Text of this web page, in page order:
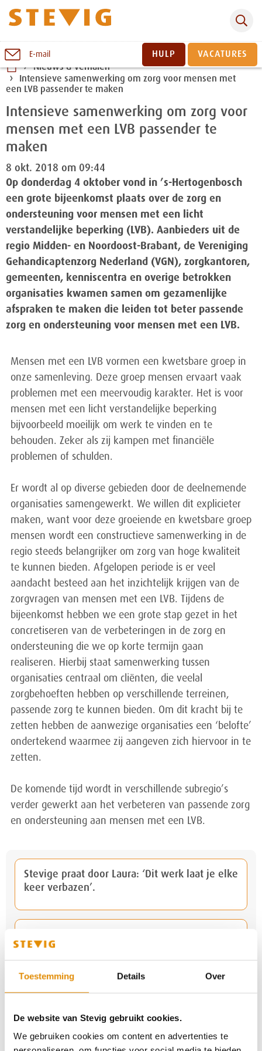
Toestemming Details Over
De website van Stevig gebruikt cookies.
We gebruiken cookies om content en advertenties te
Naar
inhoud
E-mail HULP
VACATURES
Nieuws & verhalen
Intensieve samenwerking om zorg voor mensen met
een LVB passender te maken
Stevige praat door Laura: ‘Dit werk laat je elke
keer verbazen’.
en daar de kans voor krijgen
Stevige praat: Maandagochtend, gz-
een gespannen sfeer was op de afdeling
Intensieve samenwerking om zorg voor
mensen met een LVB passender te
maken
8 okt. 2018 om 09:44
Op donderdag 4 oktober vond in ’s-Hertogenbosch
een grote bijeenkomst plaats over de zorg en
ondersteuning voor mensen met een licht
verstandelijke beperking (LVB). Aanbieders uit de
regio Midden- en Noordoost-Brabant, de Vereniging
Gehandicaptenzorg Nederland (VGN), zorgkantoren,
gemeenten, kenniscentra en overige betrokken
organisaties kwamen samen om gezamenlijke
afspraken te maken die leiden tot beter passende
zorg en ondersteuning voor mensen met een LVB.
Mensen met een LVB vormen een kwetsbare groep in
onze samenleving. Deze groep mensen ervaart vaak
problemen met een meervoudig karakter. Het is voor
mensen met een licht verstandelijke beperking
bijvoorbeeld moeilijk om werk te vinden en te
behouden. Zeker als zij kampen met financiële
problemen of schulden.
Er wordt al op diverse gebieden door de deelnemende
organisaties samengewerkt. We willen dit explicieter
maken, want voor deze groeiende en kwetsbare groep
mensen wordt een constructieve samenwerking in de
regio steeds belangrijker om zorg van hoge kwaliteit
te kunnen bieden. Afgelopen periode is er veel
aandacht besteed aan het inzichtelijk krijgen van de
zorgvragen van mensen met een LVB. Tijdens de
bijeenkomst hebben we een grote stap gezet in het
concretiseren van de verbeteringen in de zorg en
ondersteuning die we op korte termijn gaan
realiseren. Hierbij staat samenwerking tussen
organisaties centraal om cliënten, die veelal
zorgbehoeften hebben op verschillende terreinen,
passende zorg te kunnen bieden. Om dit kracht bij te
zetten hebben de aanwezige organisaties een ‘belofte’
ondertekend waarmee zij aangeven zich hiervoor in te
zetten.
De komende tijd wordt in verschillende subregio’s
verder gewerkt aan het verbeteren van passende zorg
en ondersteuning aan mensen met een LVB.